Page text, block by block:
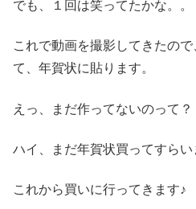
でも、１回は笑ってたかな。。
これで動画を撮影してきたの
て、年賀状に貼ります。
えっ、まだ作ってないのって？
ハイ、まだ年賀状買ってすらい
これから買いに行ってきます♪